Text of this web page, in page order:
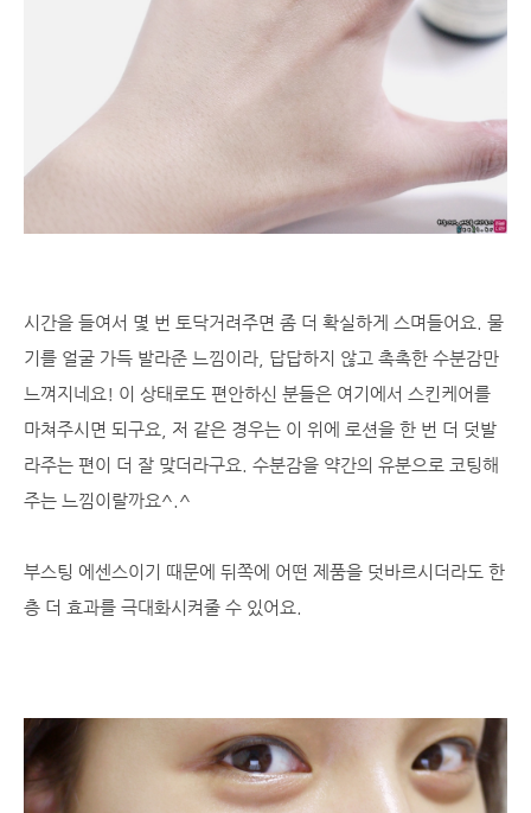
시간을 들여서 몇 번 토닥거려주면 좀 더 확실하게 스며들어요. 물
기를 얼굴 가득 발라준 느낌이라, 답답하지 않고 촉촉한 수분감만
느껴지네요! 이 상태로도 편안하신 분들은 여기에서 스킨케어를
마쳐주시면 되구요, 저 같은 경우는 이 위에 로션을 한 번 더 덧발
라주는 편이 더 잘 맞더라구요. 수분감을 약간의 유분으로 코팅해
주는 느낌이랄까요^.^
부스팅 에센스이기 때문에 뒤쪽에 어떤 제품을 덧바르시더라도 한
층 더 효과를 극대화시켜줄 수 있어요.